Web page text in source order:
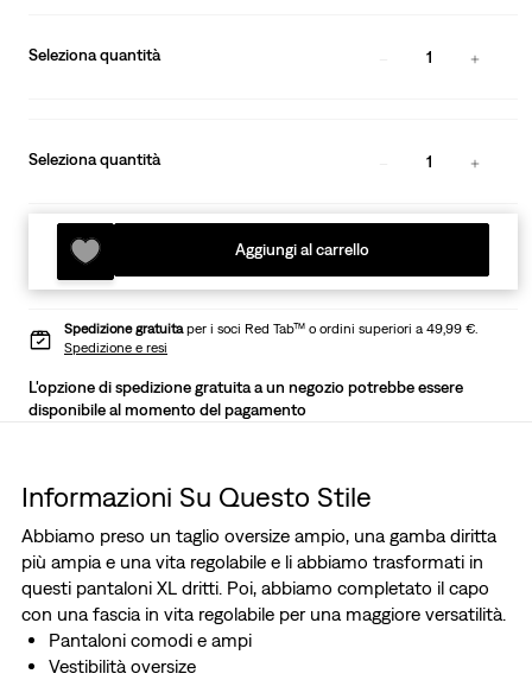
Seleziona quantità 1
Seleziona quantità 1
Aggiungi al carrello
Spedizione gratuitaper i soci Red Tab™ o ordini superiori a 49,99 €.
Spedizione e resi
L'opzione di spedizione gratuita a un negozio potrebbe essere
disponibile al momento del pagamento
Informazioni Su Questo Stile
Abbiamo preso un taglio oversize ampio, una gamba diritta
più ampia e una vita regolabile e li abbiamo trasformati in
questi pantaloni XL dritti. Poi, abbiamo completato il capo
con una fascia in vita regolabile per una maggiore versatilità.
Pantaloni comodi e ampi
Vestibilità oversize